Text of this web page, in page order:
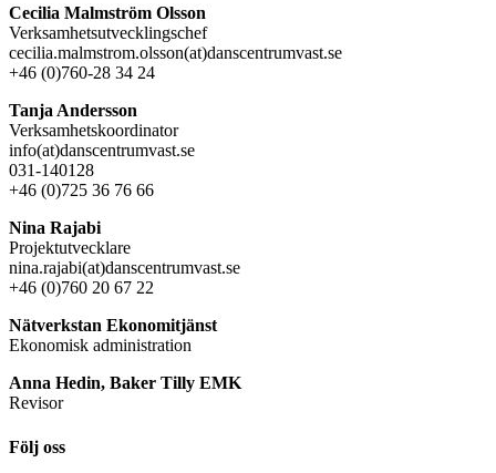
Cecilia Malmström Olsson
Verksamhetsutvecklingschef
cecilia.malmstrom.olsson(at)danscentrumvast.se
+46 (0)760-28 34 24
Tanja Andersson
Verksamhetskoordinator
info(at)danscentrumvast.se
031-140128
+46 (0)725 36 76 66
Nina Rajabi
Projektutvecklare
nina.rajabi(at)danscentrumvast.se
+46 (0)760 20 67 22
Nätverkstan Ekonomitjänst
Ekonomisk administration
Anna Hedin, Baker Tilly EMK
Revisor
Följ oss